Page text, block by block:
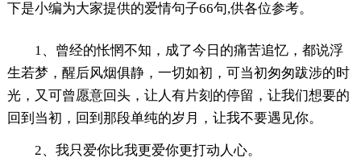
下是小编为大家提供的爱情句子66句,供各位参考。
1、曾经的怅惘不知，成了今日的痛苦追忆，都说浮
生若梦，醒后风烟俱静，一切如初，可当初匆匆跋涉的时
光，又可曾愿意回头，让人有片刻的停留，让我们想要的
回到当初，回到那段单纯的岁月，让我不要遇见你。
2、我只爱你比我更爱你更打动人心。